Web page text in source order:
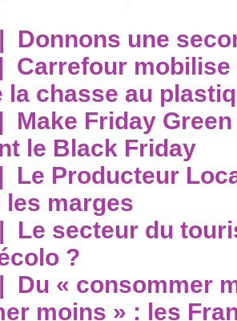
Donnons une
Carrefour
la chasse au
Make Friday
le Black Friday
Le Producteur
marges
Le secteur du
?
Du « consommer
moins » : les